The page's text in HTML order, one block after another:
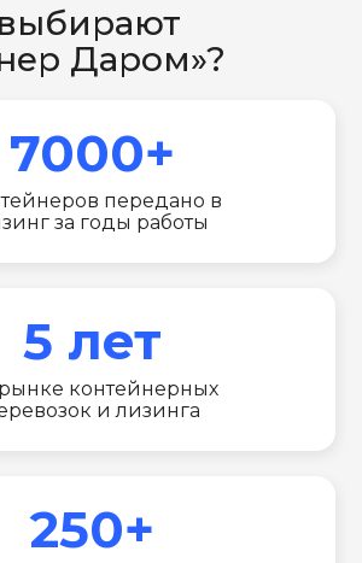
Даром»?
7000+
передано в
за годы работы
5 лет
контейнерных
и лизинга
250+